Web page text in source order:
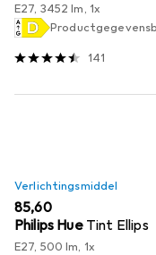
E27, 3452 lm, 1x
141
Verlichtingsmiddel
EUR
85,60
Philips Hue Tint Ellips
E27, 500 lm, 1x